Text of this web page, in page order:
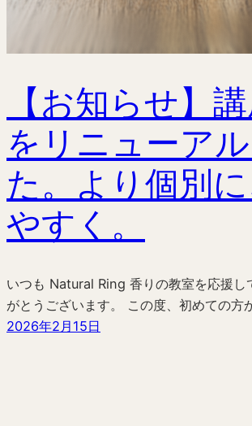
【お知らせ】
をリニューア
た。より個別
やすく。
いつも Natural Ring 香りの教室を応援し
がとうございます。 この度、初めての方
2026年2月15日